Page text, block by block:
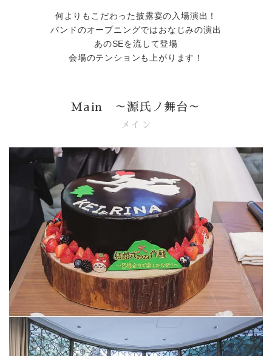
何よりもこだわった披露宴の入場演出！
バンドのオープニングではおなじみの演出
あのSEを流して登場
会場のテンションも上がります！
Main ～源氏ノ舞台～
メイン